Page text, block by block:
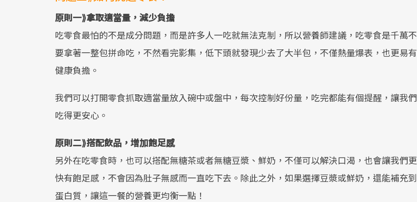
原則一⟫拿取適當量，減少負擔
吃零食最怕的不是成分問題，而是許多人一吃就無法克制，所以營養師建議，吃零食是千萬不
要拿著一整包拼命吃，不然看完影集，低下頭就發現少去了大半包，不僅熱量爆表，也更易有
健康負擔。
我們可以打開零食抓取適當量放入碗中或盤中，每次控制好份量，吃完都能有個提醒，讓我們
吃得更安心。
原則二⟫搭配飲品，增加飽足感
另外在吃零食時，也可以搭配無糖茶或者無糖豆漿、鮮奶，不僅可以解決口渴，也會讓我們更
快有飽足感，不會因為肚子無感而一直吃下去。除此之外，如果選擇豆漿或鮮奶，還能補充到
蛋白質，讓這一餐的營養更均衡一點！